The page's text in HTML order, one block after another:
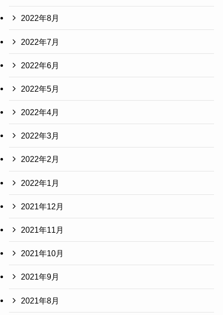
2022年8月
2022年7月
2022年6月
2022年5月
2022年4月
2022年3月
2022年2月
2022年1月
2021年12月
2021年11月
2021年10月
2021年9月
2021年8月